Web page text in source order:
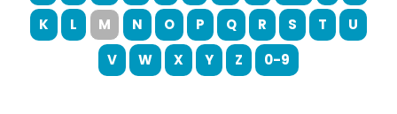
K
L M N O P Q R S T
U
V
W X Y Z 0-9